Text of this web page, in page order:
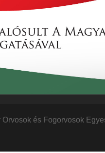
és Fogorvosok